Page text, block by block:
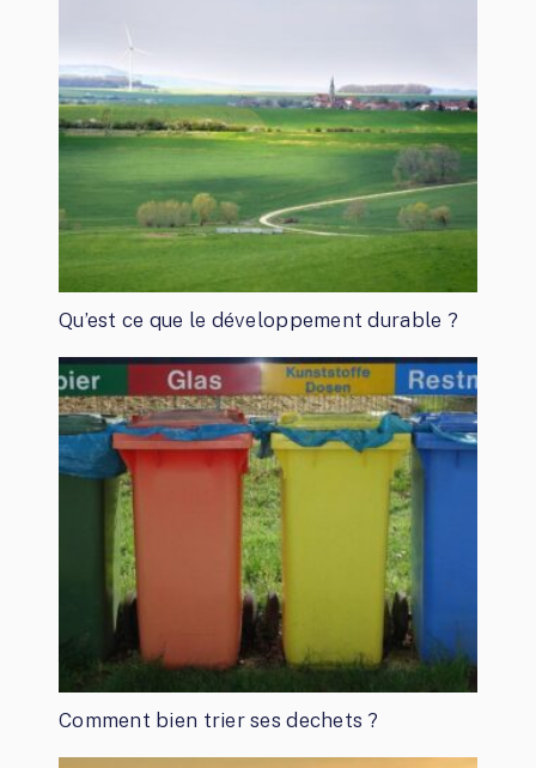
Qu’est ce que le développement durable ?
Comment bien trier ses dechets ?